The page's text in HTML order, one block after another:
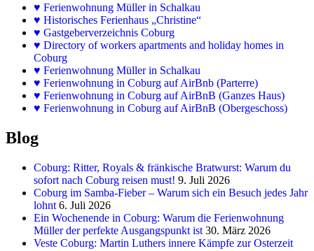
♥ Ferienwohnung Müller in Schalkau
♥ Historisches Ferienhaus „Christine“
♥ Gastgeberverzeichnis Coburg
♥ Directory of workers apartments and holiday homes in
Coburg
♥ Ferienwohnung Müller in Schalkau
♥ Ferienwohnung in Coburg auf AirBnb (Parterre)
♥ Ferienwohnung in Coburg auf AirBnB (Ganzes Haus)
♥ Ferienwohnung in Coburg auf AirBnB (Obergeschoss)
Blog
Coburg: Ritter, Royals & fränkische Bratwurst: Warum du
sofort nach Coburg reisen must! 9. Juli 2026
Coburg im Samba-Fieber – Warum sich ein Besuch jedes Jahr
lohnt 6. Juli 2026
Ein Wochenende in Coburg: Warum die Ferienwohnung
Müller der perfekte Ausgangspunkt ist 30. März 2026
Veste Coburg: Martin Luthers innere Kämpfe zur Osterzeit